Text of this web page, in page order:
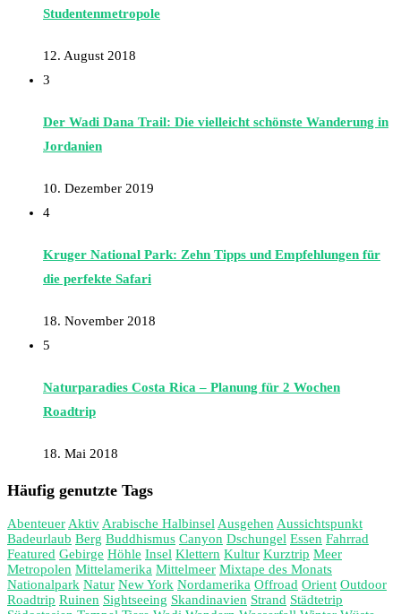
Studentenmetropole
12. August 2018
3
Der Wadi Dana Trail: Die vielleicht schönste Wanderung in
Jordanien
10. Dezember 2019
4
Kruger National Park: Zehn Tipps und Empfehlungen für
die perfekte Safari
18. November 2018
5
Naturparadies Costa Rica – Planung für 2 Wochen
Roadtrip
18. Mai 2018
Häufig genutzte Tags
Abenteuer Aktiv Arabische Halbinsel Ausgehen Aussichtspunkt
Badeurlaub Berg Buddhismus Canyon Dschungel Essen Fahrrad
Featured Gebirge Höhle Insel Klettern Kultur Kurztrip Meer
Metropolen Mittelamerika Mittelmeer Mixtape des Monats
Nationalpark Natur New York Nordamerika Offroad Orient Outdoor
Roadtrip Ruinen Sightseeing Skandinavien Strand Städtetrip